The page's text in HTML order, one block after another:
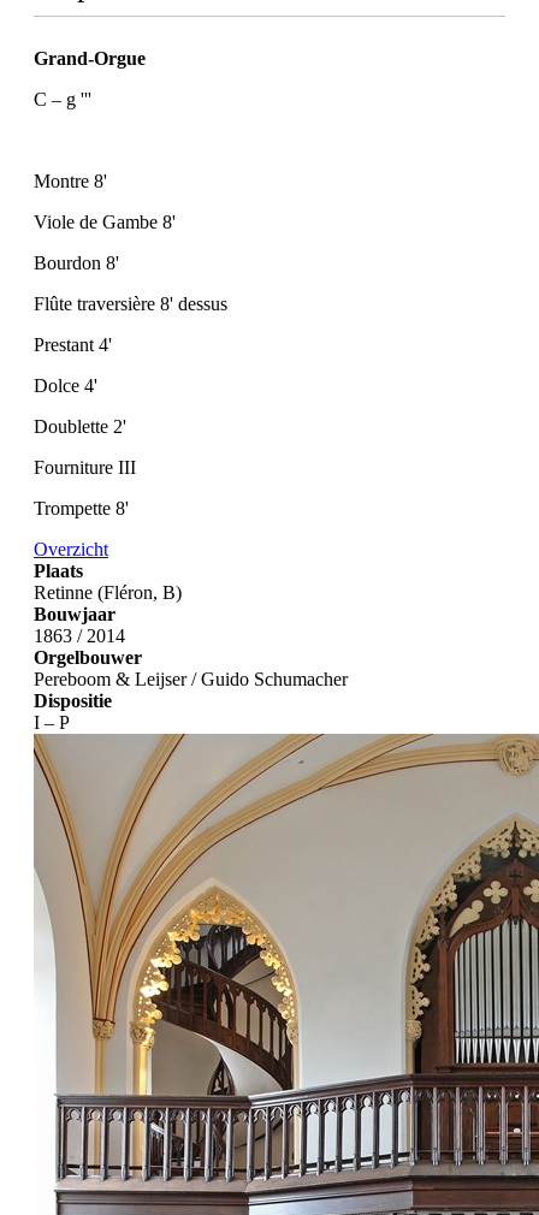
Grand-Orgue
C – g '''
Montre 8'
Viole de Gambe 8'
Bourdon 8'
Flûte traversière 8' dessus
Prestant 4'
Dolce 4'
Doublette 2'
Fourniture III
Trompette 8'
Overzicht
Plaats
Retinne (Fléron, B)
Bouwjaar
1863 / 2014
Orgelbouwer
Pereboom & Leijser / Guido Schumacher
Dispositie
I – P